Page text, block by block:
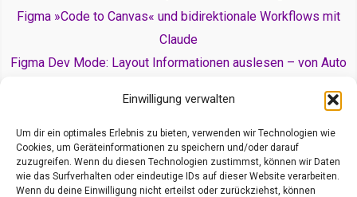
Einwilligung verwalten
Um dir ein optimales Erlebnis zu bieten, verwenden wir Technologien wie
Cookies, um Geräteinformationen zu speichern und/oder darauf
zuzugreifen. Wenn du diesen Technologien zustimmst, können wir Daten
wie das Surfverhalten oder eindeutige IDs auf dieser Website verarbeiten.
Wenn du deine Einwilligung nicht erteilst oder zurückziehst, können
Figma »Code to Canvas« und bidirektionale Workflows mit
Claude
Figma Dev Mode: Layout Informationen auslesen – von Auto
Cookie-Richtlinie (EU)
Datenschutzerklärung